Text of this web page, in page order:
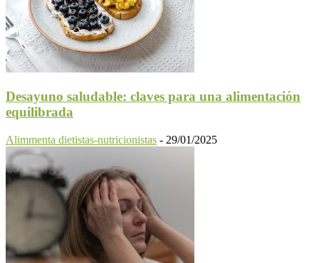
Desayuno saludable: claves para una alimentación
equilibrada
Alimmenta dietistas-nutricionistas - 29/01/2025